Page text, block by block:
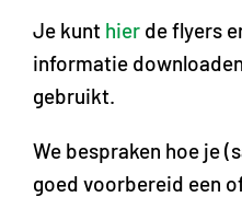
Je kunt hier de flyers
informatie
gebruikt.
We bespraken hoe je
goed voorbereid een